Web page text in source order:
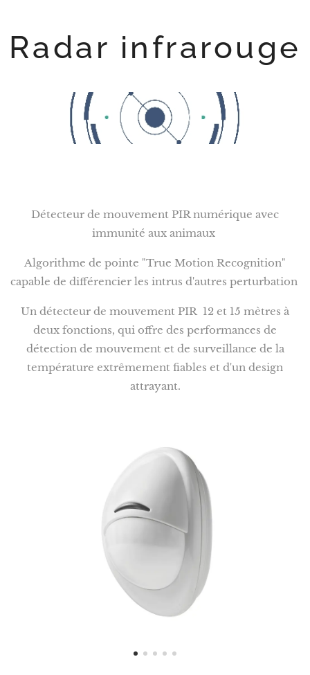
Radar infrarouge
Détecteur de mouvement PIR numérique avec
immunité aux animaux
Algorithme de pointe "True Motion Recognition"
capable de différencier les intrus d'autres perturbation
Un détecteur de mouvement PIR 12 et 15 mètres à
deux fonctions, qui offre des performances de
détection de mouvement et de surveillance de la
température extrêmement fiables et d'un design
attrayant.